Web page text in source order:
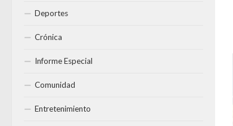
Deportes
Crónica
Informe Especial
Comunidad
Entretenimiento